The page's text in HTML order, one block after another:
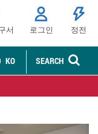
서 로그인 정전
SEARCH
KO